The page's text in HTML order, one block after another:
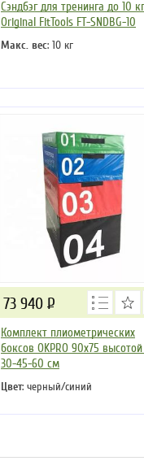
Сэндбэг для тренинга до 10 кг
Original FitTools FT-SNDBG-10
Макс. вес: 10 кг
Комплект плиометрических
боксов OKPRO 90х75
30-45-60 см
Цвет: черный/синий
73 940 Р